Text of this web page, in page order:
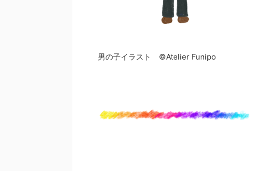
男の子イラスト ©Atelier Funipo